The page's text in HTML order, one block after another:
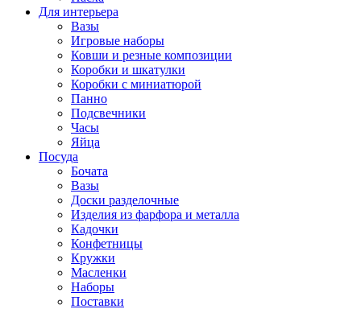
Для интерьера
Вазы
Игровые наборы
Ковши и резные композиции
Коробки и шкатулки
Коробки с миниатюрой
Панно
Подсвечники
Часы
Яйца
Посуда
Бочата
Вазы
Доски разделочные
Изделия из фарфора и металла
Кадочки
Конфетницы
Кружки
Масленки
Наборы
Поставки